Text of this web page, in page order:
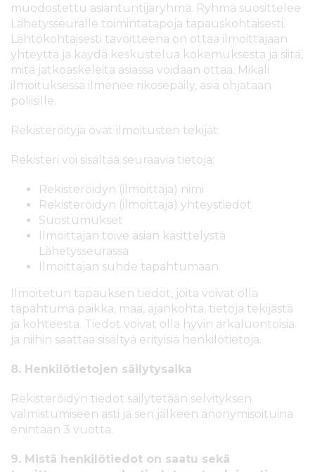
muodostettu asiantuntijaryhmä. Ryhmä suosittelee
Lähetysseuralle toimintatapoja tapauskohtaisesti.
Lähtökohtaisesti tavoitteena on ottaa ilmoittajaan
yhteyttä ja käydä keskustelua kokemuksesta ja siitä,
mitä jatkoaskeleita asiassa voidaan ottaa. Mikäli
ilmoituksessa ilmenee rikosepäily, asia ohjataan
poliisille.
Rekisteröityjä ovat ilmoitusten tekijät.
Rekisteri voi sisältää seuraavia tietoja:
Rekisteröidyn (ilmoittaja) nimi
Rekisteröidyn (ilmoittaja) yhteystiedot
Suostumukset
Ilmoittajan toive asian käsittelystä
Lähetysseurassa
Ilmoittajan suhde tapahtumaan
Ilmoitetun tapauksen tiedot, joita voivat olla
tapahtuma paikka, maa, ajankohta, tietoja tekijästä
ja kohteesta. Tiedot voivat olla hyvin arkaluontoisia
ja niihin saattaa sisältyä erityisiä henkilötietoja.
8. Henkilötietojen säilytysaika
Rekisteröidyn tiedot säilytetään selvityksen
valmistumiseen asti ja sen jälkeen anonymisoituina
enintään 3 vuotta.
9. Mistä henkilötiedot on saatu sekä